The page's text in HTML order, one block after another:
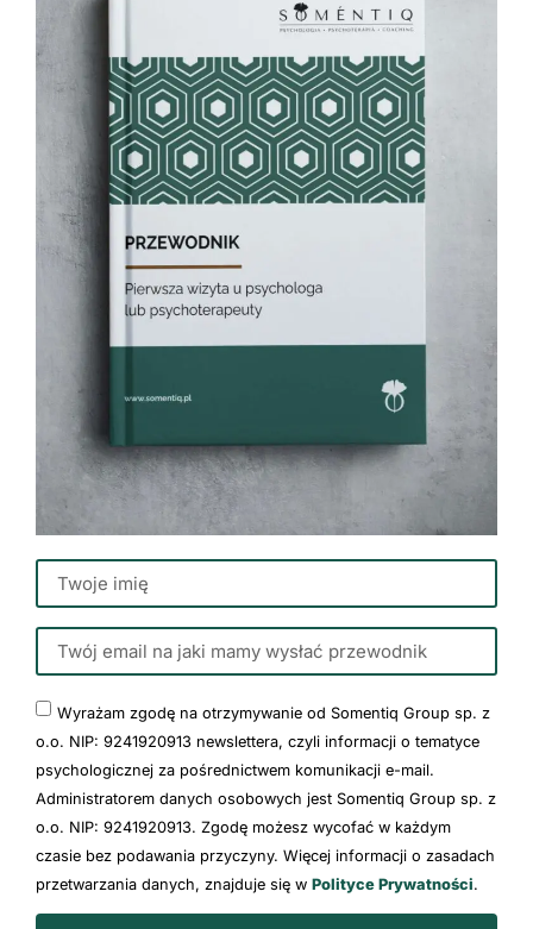
Wyrażam zgodę na otrzymywanie od Somentiq Group sp. z
o.o. NIP: 9241920913 newslettera, czyli informacji o tematyce
psychologicznej za pośrednictwem komunikacji e-mail.
Administratorem danych osobowych jest Somentiq Group sp. z
o.o. NIP: 9241920913. Zgodę możesz wycofać w każdym
czasie bez podawania przyczyny. Więcej informacji o zasadach
przetwarzania danych, znajduje się w Polityce Prywatności.